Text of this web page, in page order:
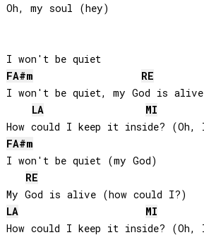
Oh, my soul (hey)
I won't be quiet
FA#m
RE
I won't be quiet, my God is alive
LA
MI
FA#m
I won't be quiet (my God)
RE
LA
MI